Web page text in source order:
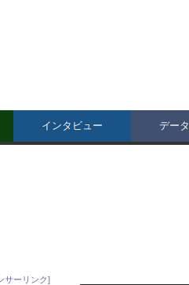
インタビュー デー
サーリンク]